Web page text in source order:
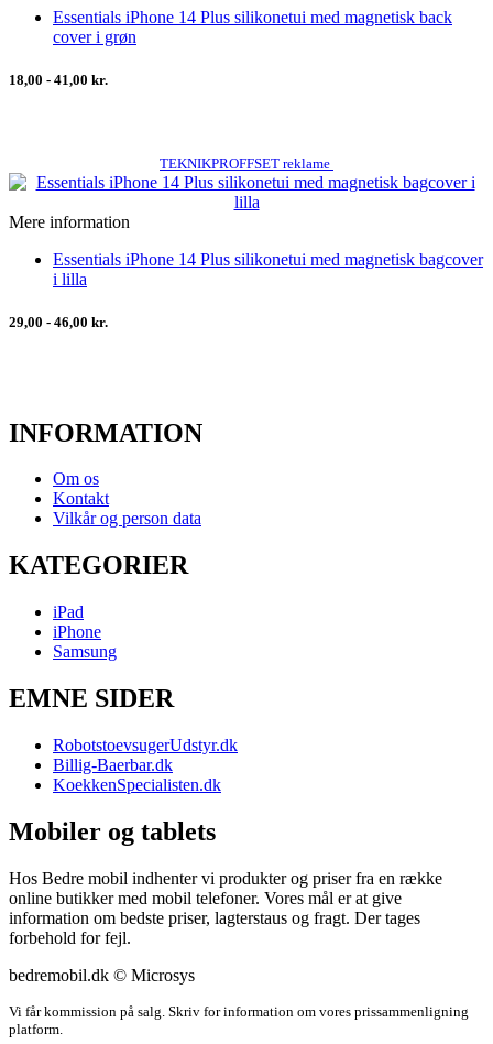
Essentials iPhone 14 Plus silikonetui med magnetisk back
cover i grøn
18,00 - 41,00 kr.
TEKNIKPROFFSET reklame
Mere information
Essentials iPhone 14 Plus silikonetui med magnetisk bagcover
i lilla
29,00 - 46,00 kr.
INFORMATION
Om os
Kontakt
Vilkår og person data
KATEGORIER
iPad
iPhone
Samsung
EMNE SIDER
RobotstoevsugerUdstyr.dk
Billig-Baerbar.dk
KoekkenSpecialisten.dk
Mobiler og tablets
Hos Bedre mobil indhenter vi produkter og priser fra en række
online butikker med mobil telefoner. Vores mål er at give
information om bedste priser, lagterstaus og fragt. Der tages
forbehold for fejl.
bedremobil.dk © Microsys
Vi får kommission på salg. Skriv for information om vores prissammenligning
platform.